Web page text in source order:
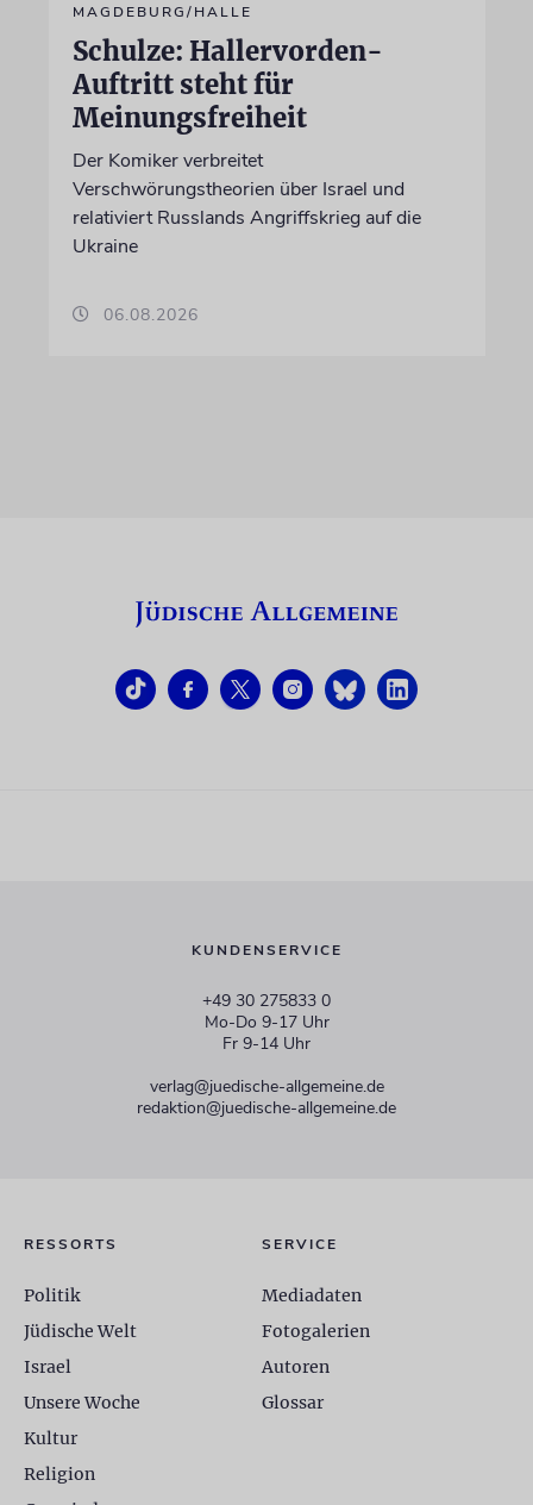
MAGDEBURG/HALLE
Schulze: Hallervorden-
Auftritt steht für
Meinungsfreiheit
Der Komiker verbreitet
Verschwörungstheorien über Israel und
relativiert Russlands Angriffskrieg auf die
Ukraine
06.08.2026
KUNDENSERVICE
+49 30 275833 0
Mo-Do 9-17 Uhr
Fr 9-14 Uhr
verlag@juedische-allgemeine.de
redaktion@juedische-allgemeine.de
RESSORTS
Politik
Jüdische Welt
Israel
Unsere Woche
Kultur
Religion
SERVICE
Mediadaten
Fotogalerien
Autoren
Glossar